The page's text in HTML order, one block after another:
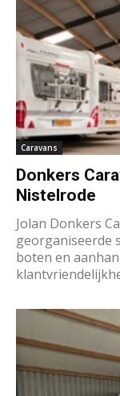
Caravans
Donkers
Nistelrode
Jolan Donkers
georganiseerde
boten en